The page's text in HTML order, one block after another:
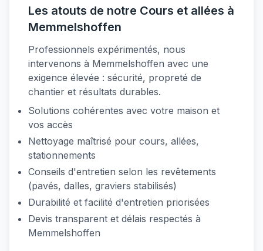
Les atouts de notre Cours et allées à
Memmelshoffen
Professionnels expérimentés, nous
intervenons à Memmelshoffen avec une
exigence élevée : sécurité, propreté de
chantier et résultats durables.
Solutions cohérentes avec votre maison et
vos accès
Nettoyage maîtrisé pour cours, allées,
stationnements
Conseils d'entretien selon les revêtements
(pavés, dalles, graviers stabilisés)
Durabilité et facilité d'entretien priorisées
Devis transparent et délais respectés à
Memmelshoffen